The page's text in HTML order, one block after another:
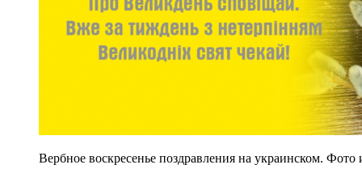
Вербное воскресенье поздравления на украинском.